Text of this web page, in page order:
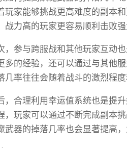
玩家能够挑战更高难度的副本
战力高的玩家更容易顺利击败
，参与跨服战和其他玩家互动
多的经验，还可以通过与其他
几率往往会随着战斗的激烈程
，合理利用幸运值系统也是提
，玩家可以通过不断完成副本
武器的掉落几率也会显著提高